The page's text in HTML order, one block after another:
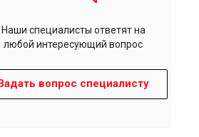
Наши специалисты ответят на
любой интересующий вопрос
вопрос специалисту